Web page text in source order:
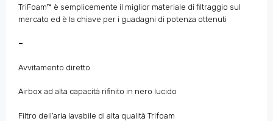
TriFoam™ è semplicemente il miglior materiale di filtraggio sul
mercato ed è la chiave per i guadagni di potenza ottenuti
–
Avvitamento diretto
Airbox ad alta capacità rifinito in nero lucido
Filtro dell’aria lavabile di alta qualità Trifoam